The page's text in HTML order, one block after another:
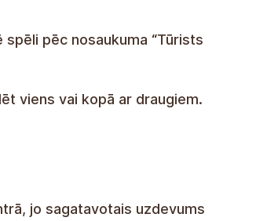
pēc nosaukuma “Tūrists
viens vai kopā ar draugiem.
jo sagatavotais uzdevums